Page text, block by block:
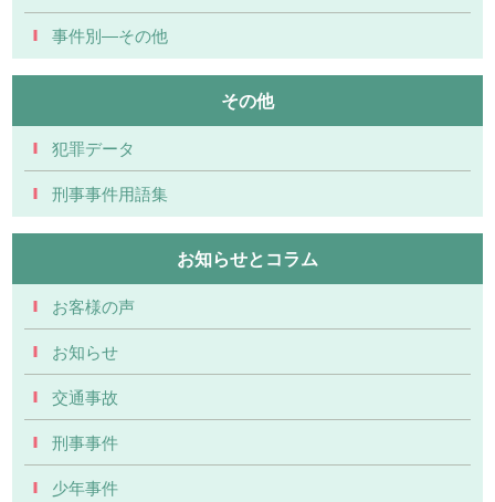
事件別―その他
その他
犯罪データ
刑事事件用語集
お知らせとコラム
お客様の声
お知らせ
交通事故
刑事事件
少年事件